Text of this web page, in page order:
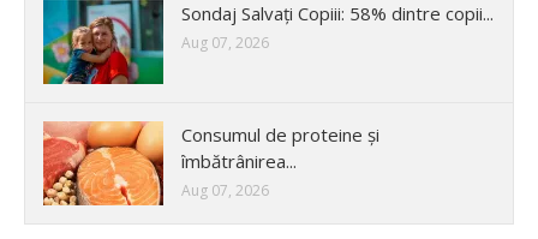
Sondaj Salvați Copiii: 58% dintre copii...
Aug 07, 2026
Consumul de proteine și
îmbătrânirea...
Aug 07, 2026